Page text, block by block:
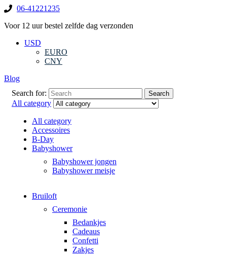
06-41221235
Voor 12 uur bestel zelfde dag verzonden
USD
EURO
CNY
Blog
Search for:
Search
All category
All category
Accessoires
B-Day
Babyshower
Babyshower jongen
Babyshower meisje
Bruiloft
Ceremonie
Bedankjes
Cadeaus
Confetti
Zakjes